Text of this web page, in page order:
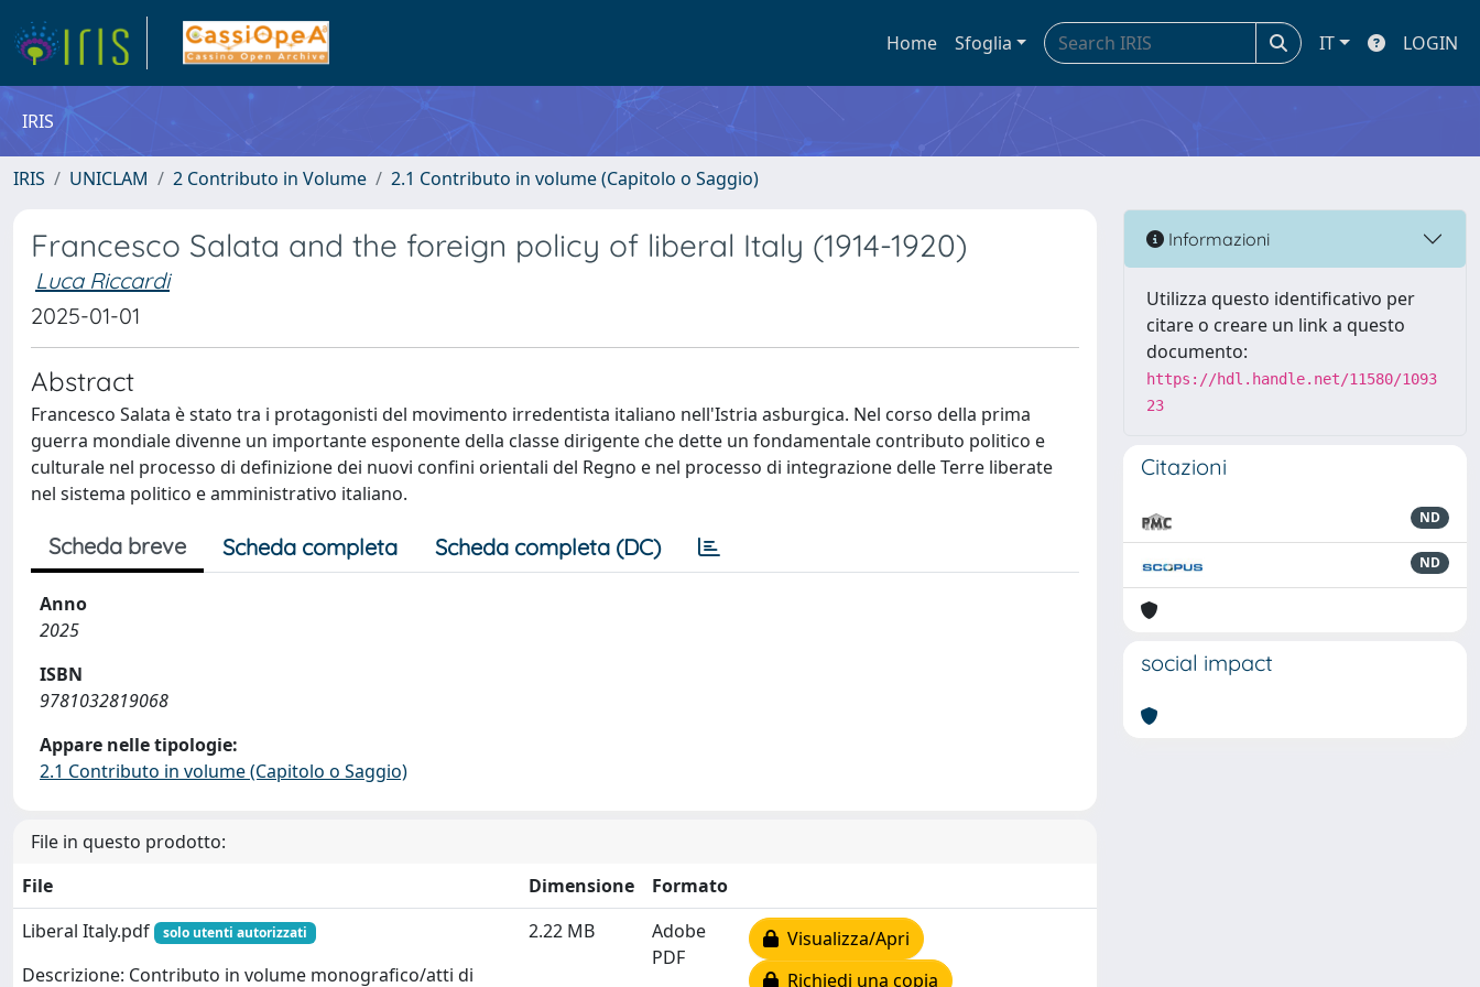
Home Sfoglia IT LOGIN
IRIS
IRIS UNICLAM 2 Contributo in Volume 2.1 Contributo in volume (Capitolo o Saggio)
Francesco Salata and the foreign policy of liberal Italy (1914-1920)
Luca Riccardi
2025-01-01
Abstract
Francesco Salata è stato tra i protagonisti del movimento irredentista italiano nell'Istria asburgica. Nel corso della prima
guerra mondiale divenne un importante esponente della classe dirigente che dette un fondamentale contributo politico e
culturale nel processo di definizione dei nuovi confini orientali del Regno e nel processo di integrazione delle Terre liberate
nel sistema politico e amministrativo italiano.
Scheda breve Scheda completa Scheda completa (DC)
Anno
2025
ISBN
9781032819068
Appare nelle tipologie:
2.1 Contributo in volume (Capitolo o Saggio)
File in questo prodotto:
File
Dimensione
Formato
Liberal Italy.pdf
solo utenti autorizzati
Descrizione: Contributo in volume monografico/atti di
2.22 MB
Adobe
PDF
Visualizza/Apri
Richiedi una copia
Informazioni
Utilizza questo identificativo per
citare o creare un link a questo
documento:
https://hdl.handle.net/11580/1093
23
Citazioni
ND
ND
social impact